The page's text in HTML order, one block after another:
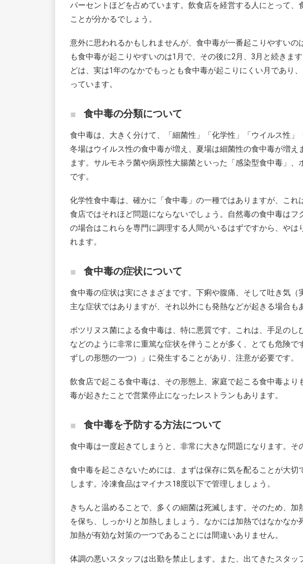
パーセントほどを占めています。飲食店を経営する人にとって、
ことが分かるでしょう。
意外に思われるかもしれませんが、食中毒が一番起こりやすいの
も食中毒が起こりやすいのは1月で、その後に2月、3月と続きま
どは、実は1年のなかでもっとも食中毒が起こりにくい月であり
っています。
食中毒の分類について
食中毒は、大きく分けて、「細菌性」「化学性」「ウイルス性」
冬場はウイルス性の食中毒が増え、夏場は細菌性の食中毒が増え
ます。サルモネラ菌や病原性大腸菌といった「感染型食中毒」、
です。
化学性食中毒は、確かに「食中毒」の一種ではありますが、これ
食店ではそれほど問題にならないでしょう。自然毒の食中毒は
の場合はこれらを専門に調理する人間がいるはずですから、やは
れます。
食中毒の症状について
食中毒の症状は実にさまざまです。下痢や腹痛、そして吐き気
主な症状ではありますが、それ以外にも発熱などが起きる場合も
ボツリヌス菌による食中毒は、特に悪質です。これは、手足のし
などのように非常に重篤な症状を伴うことが多く、とても危険
ずしの形態の一つ）」に発生することがあり、注意が必要です。
飲食店で起こる食中毒は、その形態上、家庭で起こる食中毒より
毒が起きたことで営業停止になったレストランもあります。
食中毒を予防する方法について
食中毒は一度起きてしまうと、非常に大きな問題になります。そ
食中毒を起こさないためには、まずは保存に気を配ることが大切
します。冷凍食品はマイナス18度以下で管理しましょう。
きちんと温めることで、多くの細菌は死滅します。そのため、
を保ち、しっかりと加熱しましょう。なかには加熱ではなかな
加熱が有効な対策の一つであることには間違いありません。
体調の悪いスタッフは出勤を禁止します。また、出てきたスタッ